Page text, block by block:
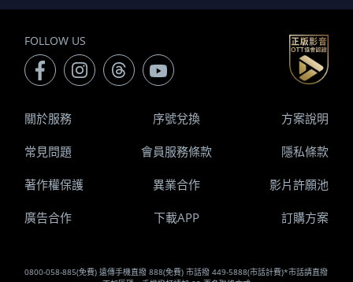
FOLLOW US
0800-058-885(免費) 遠傳手機直撥 888(免費) 市話撥 449-5888(市話計費)*市話請直撥
關於服務 序號兌換 方案說明
常見問題 會員服務條款 隱私條款
著作權保護 異業合作 影片許願池
廣告合作 下載APP 訂購方案